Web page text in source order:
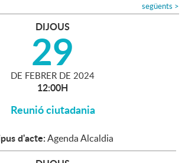
següents >
DIJOUS
29
DE FEBRER DE 2024
12:00H
Reunió ciutadania
d'acte:Agenda Alcaldia